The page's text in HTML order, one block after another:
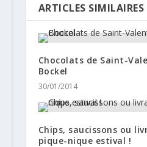
ARTICLES SIMILAIRES
Chocolats de Saint-
Bockel
30/01/2014
Chips, saucissons ou
pique-nique estival !